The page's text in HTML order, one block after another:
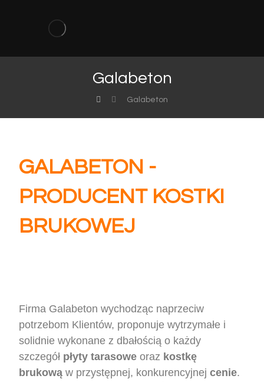
Galabeton
Galabeton
GALABETON -
PRODUCENT KOSTKI
BRUKOWEJ
Firma Galabeton wychodząc naprzeciw
potrzebom Klientów, proponuje wytrzymałe i
solidnie wykonane z dbałością o każdy
szczegół płytytarasowe oraz kostkę
brukową w przystępnej, konkurencyjnejcenie.